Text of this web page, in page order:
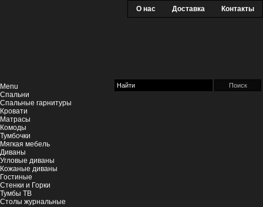
О нас Доставка Контакты
Menu
Спальни
Спальные гарнитуры
Кровати
Матрасы
Комоды
Тумбочки
Мягкая мебель
Диваны
Угловые диваны
Кожаные диваны
Гостиные
Стенки и Горки
Тумбы ТВ
Столы журнальные